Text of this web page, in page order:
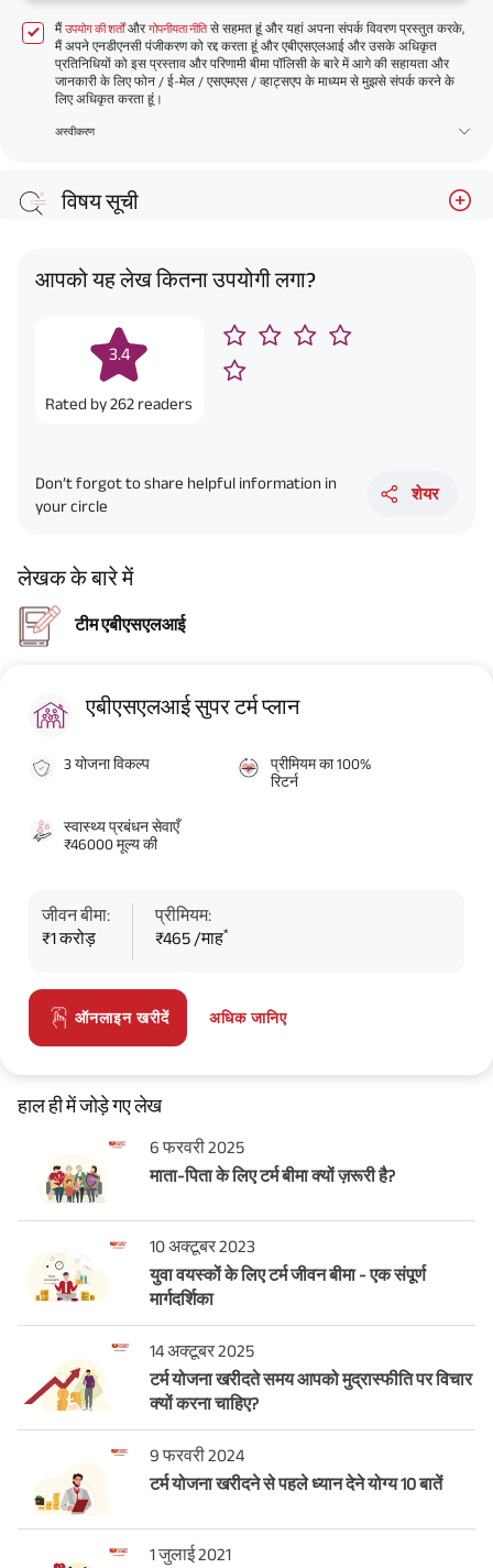
मैंउपयोग की शर्तोंऔरगोपनीयता नीतिसे सहमत हूं और यहां अपना संपर्क विवरण प्रस्तुत करके,
मैं अपने एनडीएनसी पंजीकरण को रद्द करता हूं और एबीएसएलआई और उसके अधिकृत
प्रतिनिधियों को इस प्रस्ताव और परिणामी बीमा पॉलिसी के बारे में आगे की सहायता और
जानकारी के लिए फोन / ई-मेल / एसएमएस / व्हाट्सएप के माध्यम से मुझसे संपर्क करने के
लिए अधिकृत करता हूं।
अस्वीकरण
विषय सूची
आपको यह लेख कितना उपयोगी लगा?
3.4
Rated by262 readers
Don’t forgot to share helpful information in
your circle
शेयर
लेखक के बारे में
टीम एबीएसएलआई
एबीएसएलआई सुपर टर्म प्लान
3 योजना विकल्प
प्रीमियम का 100%
रिटर्न
स्वास्थ्य प्रबंधन सेवाएँ
₹46000 मूल्य की
जीवन बीमा:
₹1 करोड़
प्रीमियम:
₹465 /माह*
ऑनलाइन खरीदें अधिक जानिए
हाल ही में जोड़े गए लेख
6 फरवरी 2025
माता-पिता के लिए टर्म बीमा क्यों ज़रूरी है?
10 अक्टूबर 2023
युवा वयस्कों के लिए टर्म जीवन बीमा - एक संपूर्ण
मार्गदर्शिका
14 अक्टूबर 2025
टर्म योजना खरीदते समय आपको मुद्रास्फीति पर विचार
क्यों करना चाहिए?
9 फरवरी 2024
टर्म योजना खरीदने से पहले ध्यान देने योग्य 10 बातें
1 जुलाई 2021